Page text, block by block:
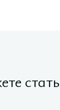
стать